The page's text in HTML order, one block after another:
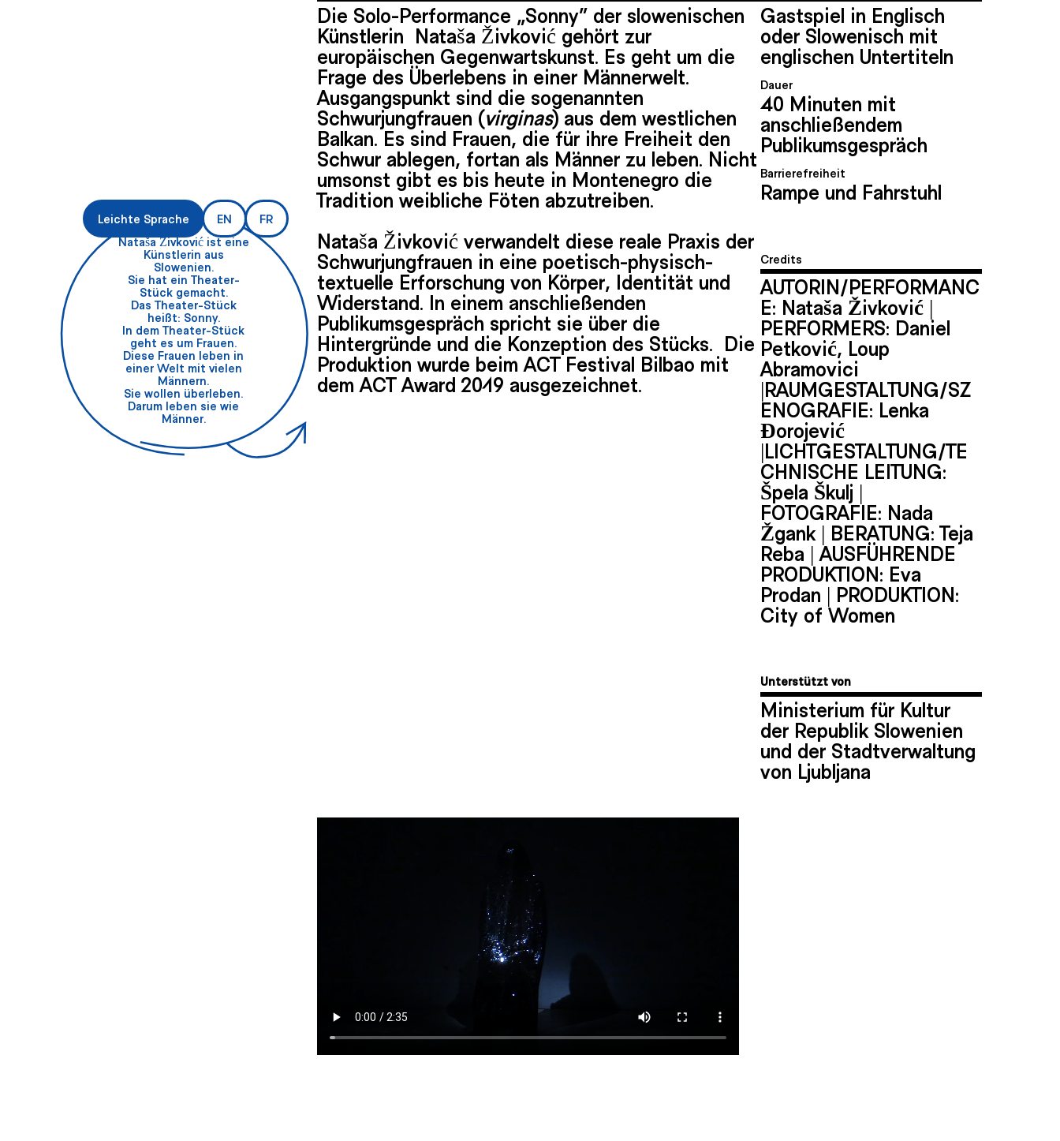
Die Solo-Performance „Sonny“ der slowenischen
Künstlerin Nataša Živković gehört zur
europäischen Gegenwartskunst. Es geht um die
Frage des Überlebens in einer Männerwelt.
Ausgangspunkt sind die sogenannten
Schwurjungfrauen (virginas) aus dem westlichen
Balkan. Es sind Frauen, die für ihre Freiheit den
Schwur ablegen, fortan als Männer zu leben. Nicht
umsonst gibt es bis heute in Montenegro die
Tradition weibliche Föten abzutreiben.
Nataša Živković verwandelt diese reale Praxis der
Schwurjungfrauen in eine poetisch-physisch-
textuelle Erforschung von Körper, Identität und
Widerstand. In einem anschließenden
Publikumsgespräch spricht sie über die
Hintergründe und die Konzeption des Stücks. Die
Produktion wurde beim ACT Festival Bilbao mit
dem ACT Award 2019 ausgezeichnet.
Leichte Sprache EN
FR
Nataša Živković ist eine
Künstlerin aus
Slowenien.
Sie hat ein Theater-
Stück gemacht.
Das Theater-Stück
heißt: Sonny.
In dem Theater-Stück
geht es um Frauen.
Diese Frauen leben in
einer Welt mit vielen
Männern.
Sie wollen überleben.
Darum leben sie wie
Männer.
Gastspiel in Englisch
oder Slowenisch mit
englischen Untertiteln
Dauer
40 Minuten mit
anschließendem
Publikumsgespräch
Barrierefreiheit
Rampe und Fahrstuhl
Credits
AUTORIN/PERFORMANC
E: Nataša Živković |
PERFORMERS: Daniel
Petković, Loup
Abramovici
|RAUMGESTALTUNG/SZ
ENOGRAFIE: Lenka
Đorojević
|LICHTGESTALTUNG/TE
CHNISCHE LEITUNG:
Špela Škulj |
FOTOGRAFIE: Nada
Žgank | BERATUNG: Teja
Reba | AUSFÜHRENDE
PRODUKTION: Eva
Prodan | PRODUKTION:
City of Women
Unterstützt von
Ministerium für Kultur
der Republik Slowenien
und der Stadtverwaltung
von Ljubljana